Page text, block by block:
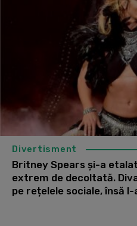
Divertisment
Britney Spears și-a
extrem de decoltată.
pe rețelele sociale, însă